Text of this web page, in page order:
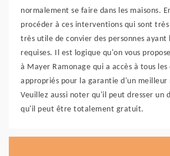
normalement se faire dans les maisons.
procéder à ces interventions qui sont
très utile de convier des personnes ayant
requises. Il est logique qu'on vous
à Mayer Ramonage qui a accès à tous
appropriés pour la garantie d'un meilleur
Veuillez aussi noter qu'il peut dresser un
qu'il peut être totalement gratuit.